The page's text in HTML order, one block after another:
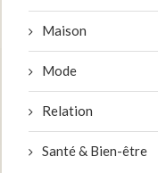
Maison
Mode
Relation
Santé & Bien-être